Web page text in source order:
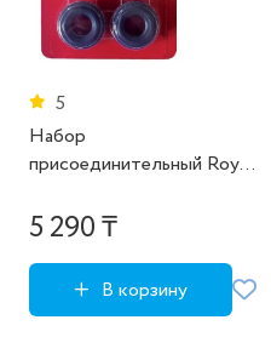
5
Набор
присоединительный Royal
5 290 ₸
В корзину